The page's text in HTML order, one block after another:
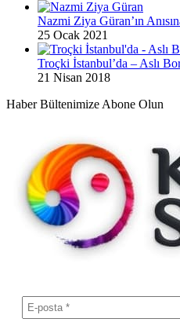
Nazmi Ziya Güran’ın
25 Ocak 2021
Troçki İstanbul’da – Aslı
21 Nisan 2018
Haber Bültenimize Abone Olun